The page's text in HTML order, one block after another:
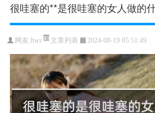
很哇塞的**是很哇塞的女人做的
网友:hws 文章列表 2024-08-19 05:51:49